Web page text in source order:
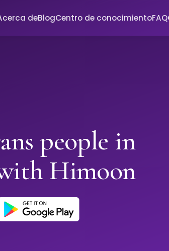
deBlogCentro de conocimientoFAQ
people in
Himoon